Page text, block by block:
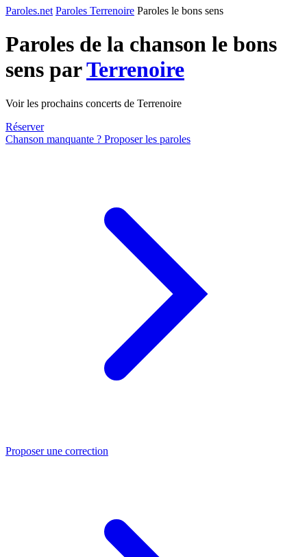
Paroles.net Paroles Terrenoire Paroles le bons sens
Paroles de la chanson le bons
sens parTerrenoire
Voir les prochains concerts de Terrenoire
Réserver
Chanson manquante ? Proposer les paroles
Proposer une correction